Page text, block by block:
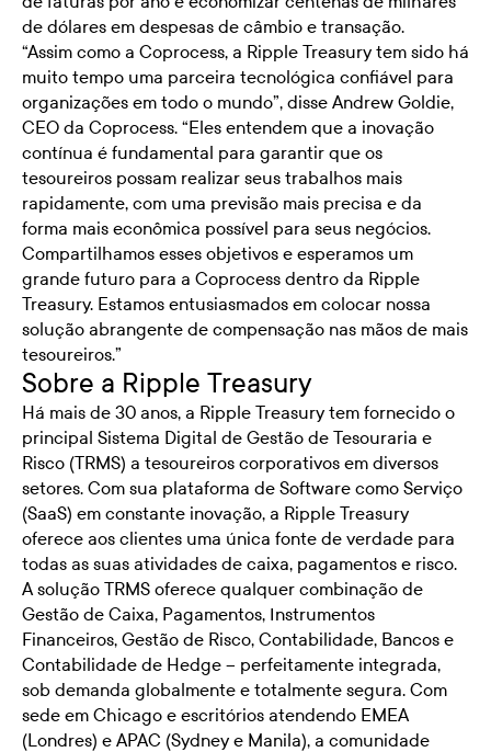
de dólares em despesas de câmbio e transação.
“Assim como a Coprocess, a Ripple Treasury tem sido há
muito tempo uma parceira tecnológica confiável para
organizações em todo o mundo”, disse Andrew Goldie,
CEO da Coprocess. “Eles entendem que a inovação
contínua é fundamental para garantir que os
tesoureiros possam realizar seus trabalhos mais
rapidamente, com uma previsão mais precisa e da
forma mais econômica possível para seus negócios.
Compartilhamos esses objetivos e esperamos um
grande futuro para a Coprocess dentro da Ripple
Treasury. Estamos entusiasmados em colocar nossa
solução abrangente de compensação nas mãos de mais
tesoureiros.”
Sobre a Ripple Treasury
Há mais de 30 anos, a Ripple Treasury tem fornecido o
principal Sistema Digital de Gestão de Tesouraria e
Risco (TRMS) a tesoureiros corporativos em diversos
setores. Com sua plataforma de Software como Serviço
(SaaS) em constante inovação, a Ripple Treasury
oferece aos clientes uma única fonte de verdade para
todas as suas atividades de caixa, pagamentos e risco.
A solução TRMS oferece qualquer combinação de
Gestão de Caixa, Pagamentos, Instrumentos
Financeiros, Gestão de Risco, Contabilidade, Bancos e
Contabilidade de Hedge – perfeitamente integrada,
sob demanda globalmente e totalmente segura. Com
sede em Chicago e escritórios atendendo EMEA
(Londres) e APAC (Sydney e Manila), a comunidade